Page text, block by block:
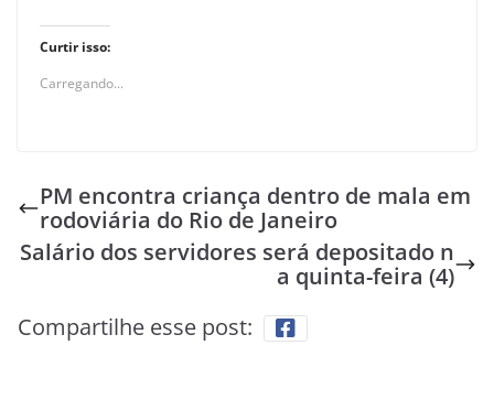
Curtir isso:
Carregando...
PM encontra criança dentro de mala em
rodoviária do Rio de Janeiro
Salário dos servidores será depositado n
a quinta-feira (4)
Compartilhe esse post: